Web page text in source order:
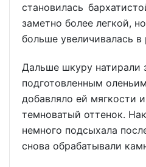
становилась
заметно более легкой,
больше увеличивалась в
Дальше шкуру натирали
подготовленным
добавляло ей мягкости
темноватый оттенок.
немного подсыхала
снова обрабатывали